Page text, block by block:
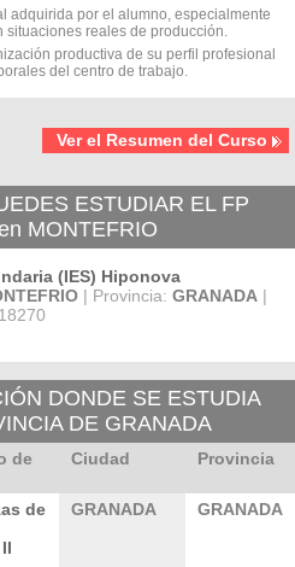
adquirida por el alumno, especialmente
reales de producción.
productiva de su perfil profesional
del centro de trabajo.
Ver el Resumen del Curso
ESTUDIAR EL FP
MONTEFRIO
(IES) Hiponova
| Provincia: GRANADA |
DONDE SE ESTUDIA
DE GRANADA
de
Ciudad Provincia
de
GRANADA GRANADA